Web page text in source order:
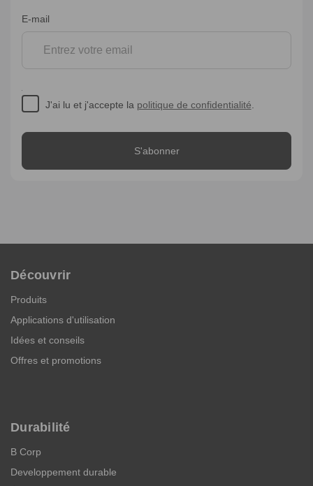
Inscription
E-mail
J'ai lu et j'accepte la politique de confidentialité
Découvrir
Produits
Applications d'utilisation
Idées et conseils
Offres et promotions
Durabilité
B Corp
Developpement durable